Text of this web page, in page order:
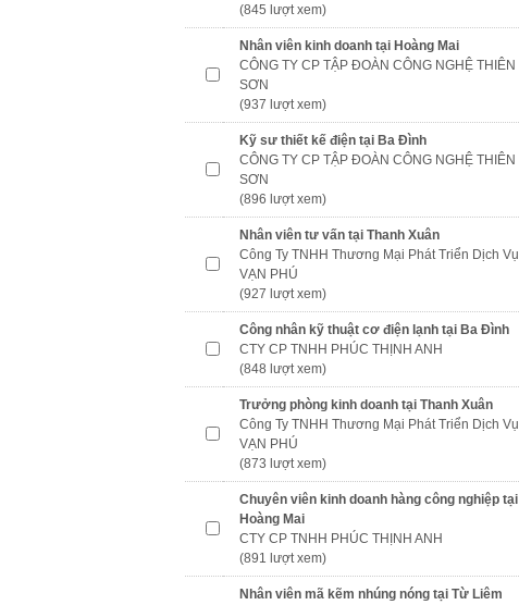
(845 lượt xem)
Nhân viên kinh doanh tại Hoàng Mai
CÔNG TY CP TẬP ĐOÀN CÔNG NGHỆ THIÊN
SƠN
(937 lượt xem)
Kỹ sư thiết kế điện tại Ba Đình
CÔNG TY CP TẬP ĐOÀN CÔNG NGHỆ THIÊN
SƠN
(896 lượt xem)
Nhân viên tư vấn tại Thanh Xuân
Công Ty TNHH Thương Mại Phát Triển Dịch Vụ
VẠN PHÚ
(927 lượt xem)
Công nhân kỹ thuật cơ điện lạnh tại Ba Đình
CTY CP TNHH PHÚC THỊNH ANH
(848 lượt xem)
Trưởng phòng kinh doanh tại Thanh Xuân
Công Ty TNHH Thương Mại Phát Triển Dịch Vụ
VẠN PHÚ
(873 lượt xem)
Chuyên viên kinh doanh hàng công nghiệp tại
Hoàng Mai
CTY CP TNHH PHÚC THỊNH ANH
(891 lượt xem)
Nhân viên mã kẽm nhúng nóng tại Từ Liêm